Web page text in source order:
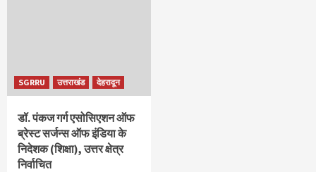
SGRRU उत्तराखंड देहरादून
डॉ. पंकज गर्ग एसोसिएशन ऑफ
ब्रेस्ट सर्जन्स ऑफ इंडिया के
निदेशक (शिक्षा), उत्तर क्षेत्र
निर्वाचित